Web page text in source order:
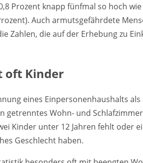
Prozent knapp fünfmal so hoch
Auch armutsgefährdete
Zahlen, die auf der Erhebung zu
oft Kinder
eines Einpersonenhaushalts
getrenntes Wohn- und
Kinder unter 12 Jahren fehlt oder
Geschlecht haben.